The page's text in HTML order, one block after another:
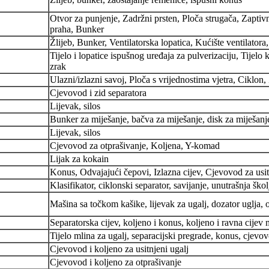
Otvor za punjenje, Zadržni prsten, Ploča strugača,
praha, Bunker
Žlijeb, Bunker, Ventilatorska lopatica, Kućište
Tijelo i lopatice ispušnog uređaja za pulverizaciju, Tijelo
zrak
Ulazni/izlazni savoj, Ploča s vrijednostima vjetra,
Cjevovod i zid separatora
Lijevak, silos
Bunker za miješanje, bačva za miješanje, disk za
Lijevak, silos
Cjevovod za otprašivanje, Koljena, Y-komad
Lijak za kokain
Konus, Odvajajući čepovi, Izlazna cijev, Cjevovod za
Klasifikator, ciklonski separator, savijanje, unutrašnja
Mašina sa točkom kašike, lijevak za ugalj, dozator uglja,
Separatorska cijev, koljeno i konus, koljeno i ravna cijev
Tijelo mlina za ugalj, separacijski pregrade, konus,
Cjevovod i koljeno za usitnjeni ugalj
Cjevovod i koljeno za otprašivanje